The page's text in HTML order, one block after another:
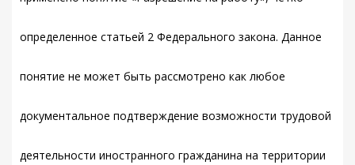
определенное статьей 2 Федерального закона. Данное
понятие не может быть рассмотрено как любое
документальное подтверждение возможности трудовой
деятельности иностранного гражданина на территории